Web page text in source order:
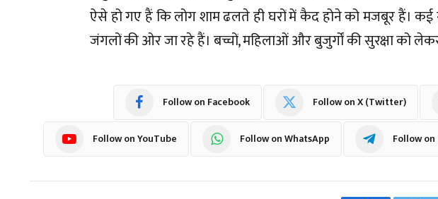
ऐसे हो गए हैं कि लोग शाम ढलते ही घरों में कैद होने को मजबूर हैं।
जंगलों की ओर जा रहे हैं। बच्चों, महिलाओं और बुजुर्गों की सुरक्षा को
Follow on Facebook Follow on X (Twitter)
Follow on YouTube Follow on WhatsApp Follow